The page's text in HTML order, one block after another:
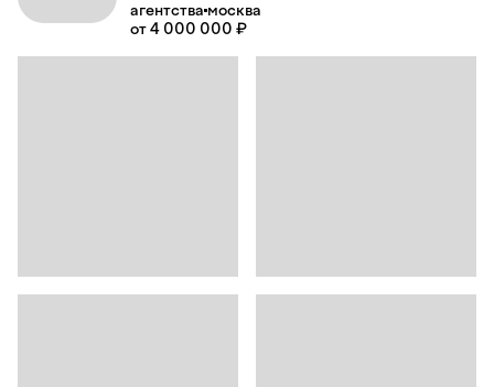
агентства москва
от 4 000 000 ₽